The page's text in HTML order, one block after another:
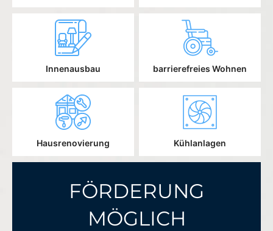
Innenausbau barrierefreies Wohnen
Hausrenovierung Kühlanlagen
FÖRDERUNG
MÖGLICH